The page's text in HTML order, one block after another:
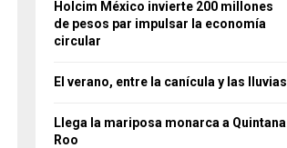
Holcim México invierte 200 millones
de pesos par impulsar la economía
circular
El verano, entre la canícula y las lluvias
Llega la mariposa monarca a Quintana
Roo